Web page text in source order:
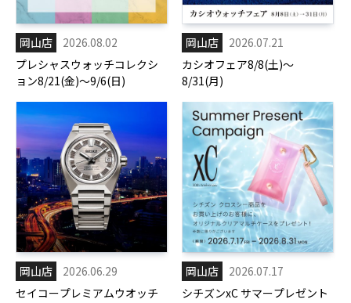
岡山店
2026.08.02
プレシャスウォッチコレクシ
ョン8/21(金)～9/6(日)
岡山店
2026.07.21
カシオフェア8/8(土)～
8/31(月)
岡山店
2026.06.29
セイコープレミアムウオッチ
岡山店
2026.07.17
シチズンxC サマープレゼント